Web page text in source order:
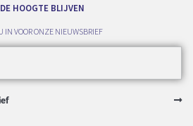
HOOGTE BLIJVEN
IN VOOR ONZE NIEUWSBRIEF